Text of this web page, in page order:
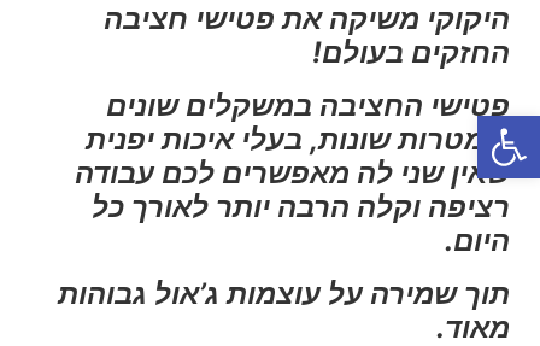
פתח סרגל נגישות
היקוקי משיקה את פטישי חציבה
החזקים בעולם!
פטישי החציבה במשקלים שונים
ולמטרות שונות, בעלי איכות יפנית
שאין שני לה מאפשרים לכם עבודה
רציפה וקלה הרבה יותר לאורך כל
היום.
תוך שמירה על עוצמות ג’אול גבוהות
מאוד.